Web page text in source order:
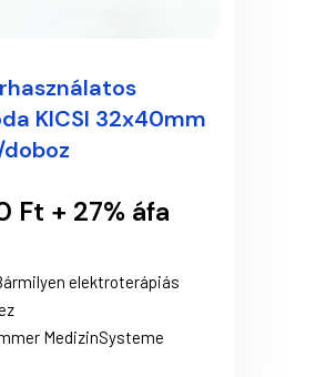
KICSI 32x40mm
Ft + 27% áfa
elektroterápiás
MedizinSysteme